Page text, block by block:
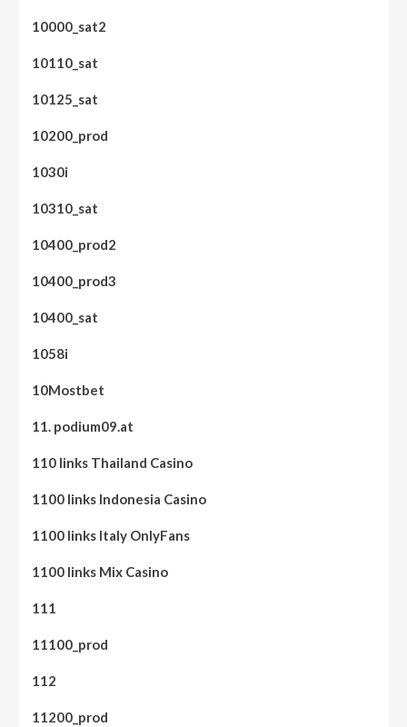
10000_sat2
10110_sat
10125_sat
10200_prod
1030i
10310_sat
10400_prod2
10400_prod3
10400_sat
1058i
10Mostbet
11. podium09.at
110 links Thailand Casino
1100 links Indonesia Casino
1100 links Italy OnlyFans
1100 links Mix Casino
111
11100_prod
112
11200_prod